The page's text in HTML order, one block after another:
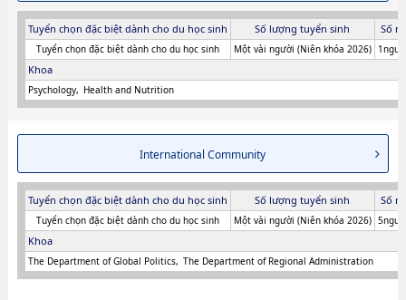
Tuyển chọn đặc biệt dành cho du học sinh Số lượng tuyển sinh Số
Tuyển chọn đặc biệt dành cho du học sinh Một vài người (Niên khóa 2026)
Khoa
Psychology Health and Nutrition
International Community
Tuyển chọn đặc biệt dành cho du học sinh Số lượng tuyển sinh Số
Tuyển chọn đặc biệt dành cho du học sinh Một vài người (Niên khóa 2026)
Khoa
The Department of Global Politics The Department of Regional Administration